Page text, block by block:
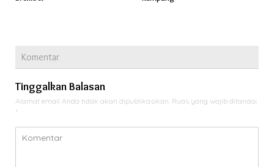
Komentar
Tinggalkan Balasan
Alamat email Anda tidak akan dipublikasikan. Ruas yang wajib ditandai
*